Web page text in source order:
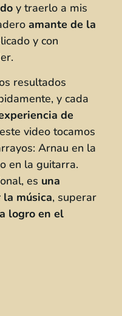
y traerlo a mis
amante de la
y con
resultados
y cada
de
video tocamos
Arnau en la
en la guitarra.
es una
música, superar
logro en el